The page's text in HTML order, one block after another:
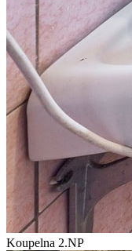
Koupelna 2.NP